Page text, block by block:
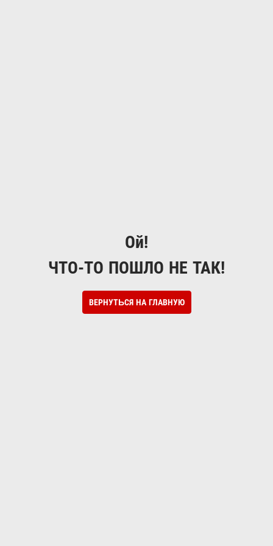
Ой!
ЧТО-ТО ПОШЛО НЕ ТАК!
ВЕРНУТЬСЯ НА ГЛАВНУЮ